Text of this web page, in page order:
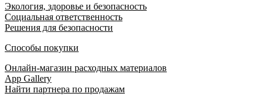
Экология, здоровье и безопасность
Социальная ответственность
Решения для безопасности
Способы покупки
Онлайн-магазин расходных материалов
App Gallery
Найти партнера по продажам